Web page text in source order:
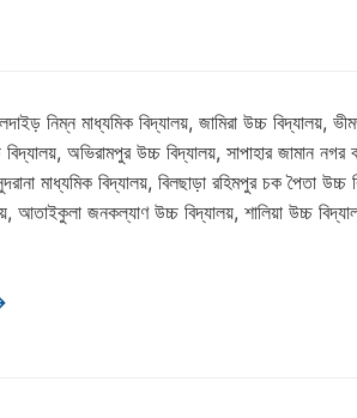
নিম্ন মাধ্যমিক বিদ্যালয়, জামিরা উচ্চ বিদ্যালয়,
অভিরামপুর উচ্চ বিদ্যালয়, সাপাহার জামান নগর
মাধ্যমিক বিদ্যালয়, বিলছাড়া রহিমপুর চক পৈতা উচ্চ
আতাইকুলা জনকল্যাণ উচ্চ বিদ্যালয়, শালিয়া উচ্চ